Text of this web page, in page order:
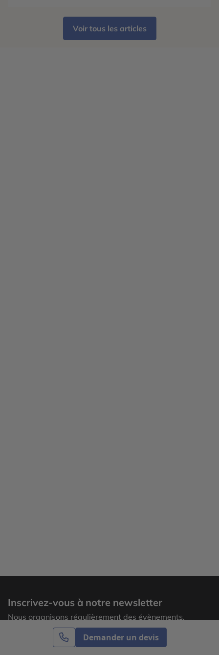
Demander un devis
Voir tous les articles
Inscrivez-vous à notre newsletter
Nous organisons régulièrement des évènements,
laissez votre adresse email pour recevoir nos